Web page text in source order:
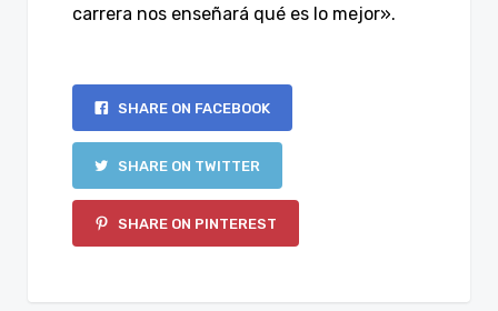
carrera nos enseñará qué es lo mejor».
SHARE ON FACEBOOK
SHARE ON TWITTER
SHARE ON PINTEREST